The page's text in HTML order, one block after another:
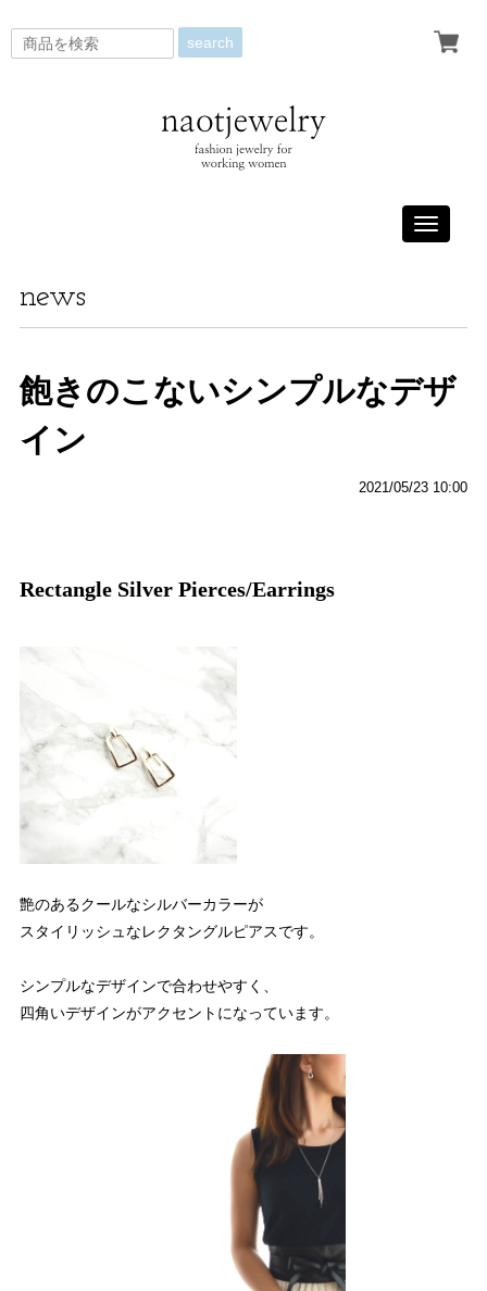
search
Toggle
news
飽きのこないシンプルなデザ
イン
2021/05/23 10:00
Rectangle Silver Pierces/Earrings
艶のあるクールなシルバーカラーが
スタイリッシュなレクタングルピアスです。
シンプルなデザインで合わせやすく、
四角いデザインがアクセントになっています。